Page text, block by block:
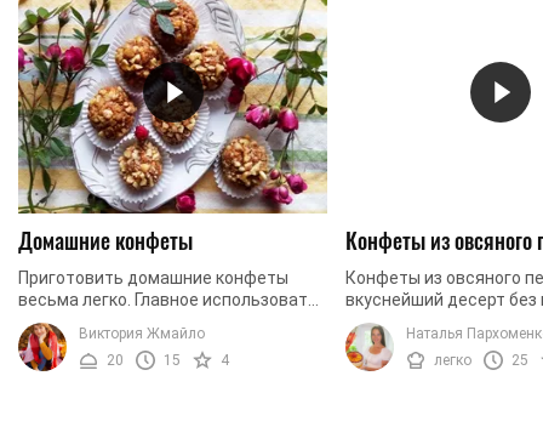
Домашние конфеты
Приготовить домашние конфеты
весьма легко. Главное использовать
качественные ингредиенты и
детально следовать нашему
рецепту. В результате у вас ...
Виктория Жмайло
20
15 4
Конфеты из овсяного
Конфеты из овсяного
вкуснейший десерт без
понравится и
Конфеты по этому
получаются мягкими, ...
Наталья
легко
25